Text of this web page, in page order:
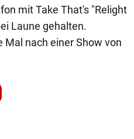
mit Take That's "Relight
Laune gehalten.
nach einer Show von